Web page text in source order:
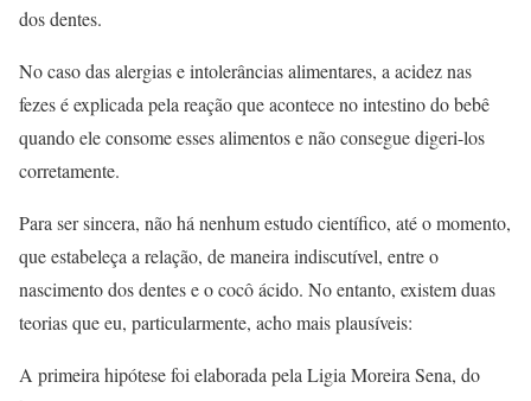
dos dentes.
No caso das alergias e intolerâncias alimentares, a acidez nas
fezes é explicada pela reação que acontece no intestino do bebê
quando ele consome esses alimentos e não consegue digeri-los
corretamente.
Para ser sincera, não há nenhum estudo científico, até o momento,
que estabeleça a relação, de maneira indiscutível, entre o
nascimento dos dentes e o cocô ácido. No entanto, existem duas
teorias que eu, particularmente, acho mais plausíveis:
A primeira hipótese foi elaborada pela Ligia Moreira Sena, do